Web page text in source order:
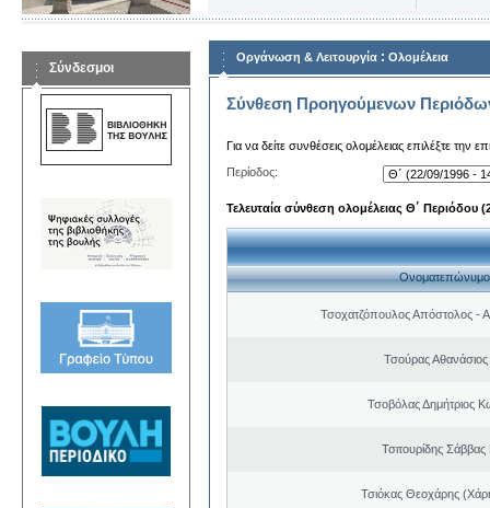
Σύνδεσμοι
Οργάνωση & Λειτουργία : Ολομέλεια
Σύνθεση Προηγούμενων
Για να δείτε συνθέσεις ολομέλειας επιλέξτε την
Περίοδος:
Τελευταία σύνθεση ολομέλειας Θ΄ Περιόδου
Ονοματεπώνυμο
Τσοχατζόπουλος Απόστολος -
Τσούρας
Τσοβόλας Δημήτριος
Τσιτουρίδης Σάββας
Τσιόκας Θεοχάρης